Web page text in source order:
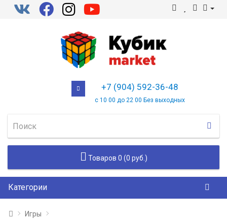
+7 (904) 592-36-48
с 10 00 до 22 00 Без выходных
Товаров 0 (0 руб.)
Категории
Игры